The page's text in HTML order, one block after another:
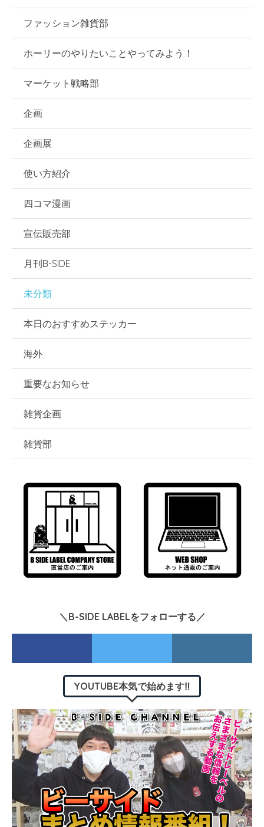
ファッション雑貨部
ホーリーのやりたいことやってみよう！
マーケット戦略部
企画
企画展
使い方紹介
四コマ漫画
宣伝販売部
月刊B-SIDE
未分類
本日のおすすめステッカー
海外
重要なお知らせ
雑貨企画
雑貨部
＼B-SIDE LABELをフォローする／
YOUTUBE本気で始めます‼︎